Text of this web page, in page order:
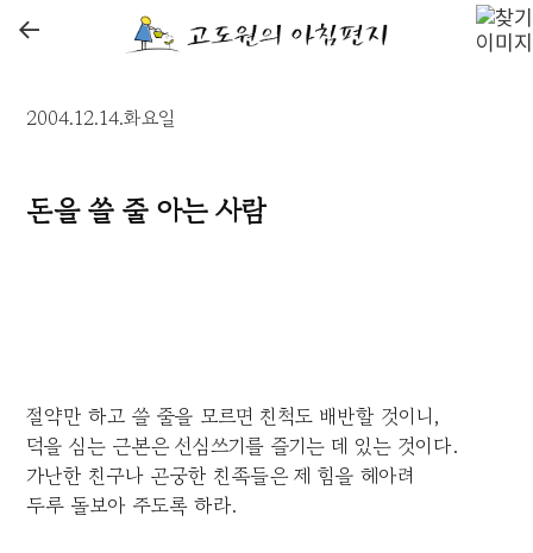
←
2004.12.14.화요일
돈을 쓸 줄 아는 사람
절약만 하고 쓸 줄을 모르면 친척도 배반할 것이니,
덕을 심는 근본은 선심쓰기를 즐기는 데 있는 것이다.
가난한 친구나 곤궁한 친족들은 제 힘을 헤아려
두루 돌보아 주도록 하라.